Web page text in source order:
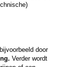
door
Verder wordt